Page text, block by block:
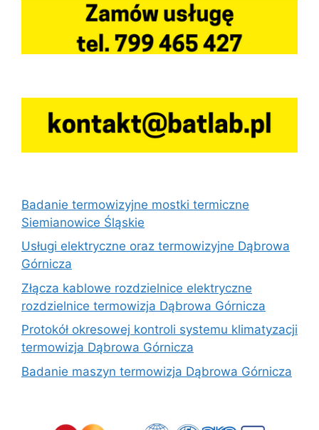
Badanie termowizyjne mostki termiczne
Siemianowice Śląskie
Usługi elektryczne oraz termowizyjne Dąbrowa
Górnicza
Złącza kablowe rozdzielnice elektryczne
rozdzielnice termowizja Dąbrowa Górnicza
Protokół okresowej kontroli systemu klimatyzacji
termowizja Dąbrowa Górnicza
Badanie maszyn termowizja Dąbrowa Górnicza